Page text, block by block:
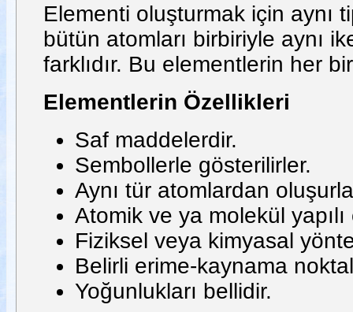
Elementi oluşturmak için aynı
bütün atomları birbiriyle aynı
farklıdır. Bu elementlerin her
Elementlerin Özellikleri
Saf maddelerdir.
Sembollerle gösterilirler.
Aynı tür atomlardan
Atomik ve ya molekül
Fiziksel veya kimyasal
Belirli erime-kaynama
Yoğunlukları bellidir.